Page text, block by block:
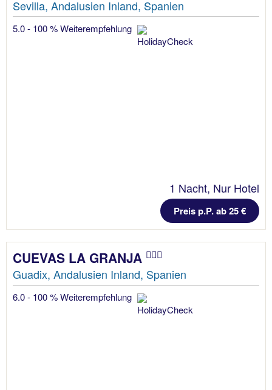
Sevilla, Andalusien Inland, Spanien
5.0 - 100 % Weiterempfehlung
1 Nacht, Nur Hotel
Preis p.P. ab 25 €
CUEVAS LA GRANJA
Guadix, Andalusien Inland, Spanien
6.0 - 100 % Weiterempfehlung